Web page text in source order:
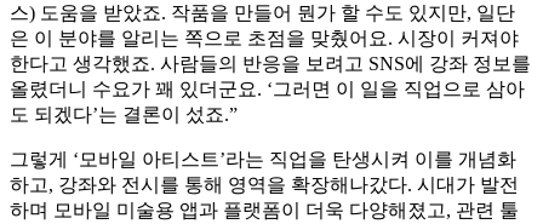
스) 도움을 받았죠. 작품을 만들어 뭔가 할 수도 있지만, 일단
은 이 분야를 알리는 쪽으로 초점을 맞췄어요. 시장이 커져야
한다고 생각했죠. 사람들의 반응을 보려고 SNS에 강좌 정보를
올렸더니 수요가 꽤 있더군요. ‘그러면 이 일을 직업으로 삼아
도 되겠다’는 결론이 섰죠.”
그렇게 ‘모바일 아티스트’라는 직업을 탄생시켜 이를 개념화
하고, 강좌와 전시를 통해 영역을 확장해나갔다. 시대가 발전
하며 모바일 미술용 앱과 플랫폼이 더욱 다양해졌고, 관련 툴